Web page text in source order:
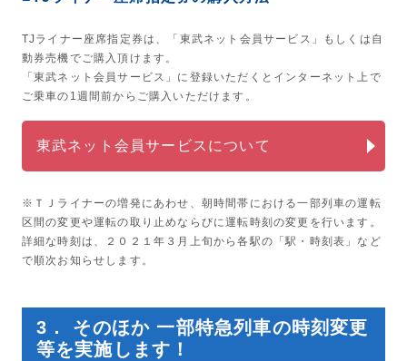
TJライナー座席指定券は、「東武ネット会員サービス」もしくは自
動券売機でご購入頂けます。
「東武ネット会員サービス」に登録いただくとインターネット上で
ご乗車の1週間前からご購入いただけます。
東武ネット会員サービスについて
※ＴＪライナーの増発にあわせ、朝時間帯における一部列車の運転
区間の変更や運転の取り止めならびに運転時刻の変更を行います。
詳細な時刻は、２０２１年３月上旬から各駅の「駅・時刻表」など
で順次お知らせします。
3． そのほか 一部特急列車の時刻変更
等を実施します！